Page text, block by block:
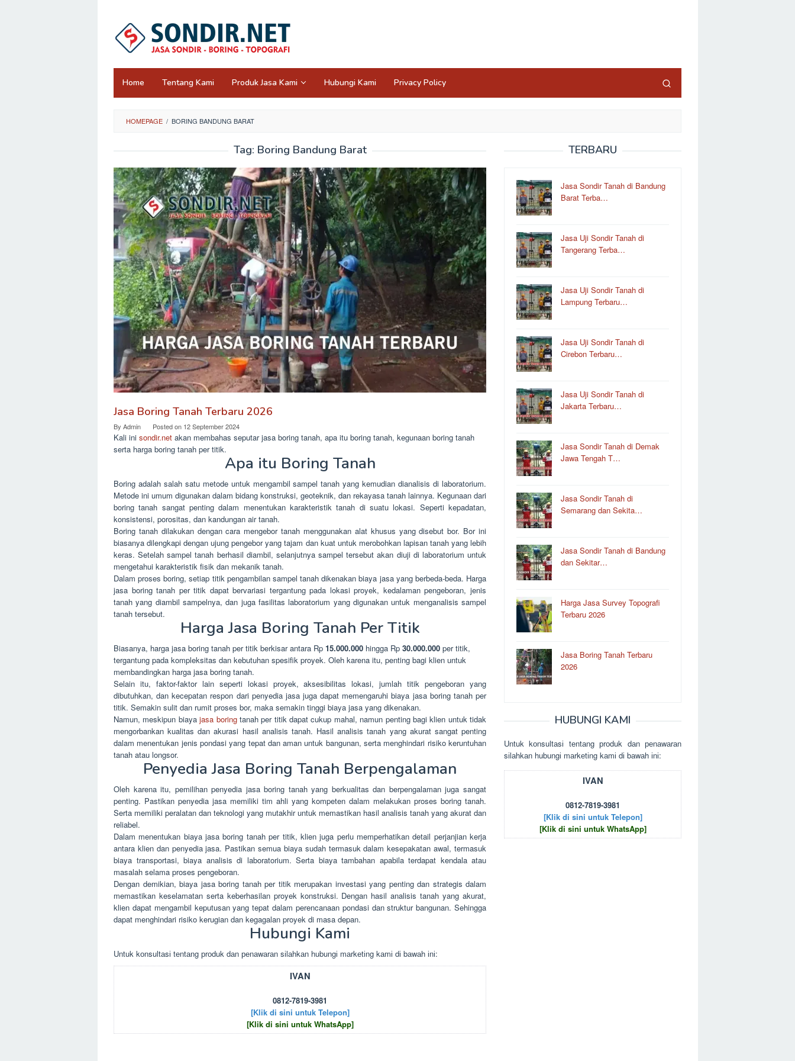
content
Home Tentang Kami Produk Jasa Kami Hubungi Kami Privacy Policy
HOMEPAGE / BORING BANDUNG BARAT
Tag: Boring Bandung Barat
Jasa Boring Tanah Terbaru 2026
By Admin Posted on 12 September 2024
Kali ini sondir.net akan membahas seputar jasa boring tanah, apa itu boring tanah, kegunaan boring tanah
serta harga boring tanah per titik.
Apa itu Boring Tanah
Boring adalah salah satu metode untuk mengambil sampel tanah yang kemudian dianalisis di laboratorium.
Metode ini umum digunakan dalam bidang konstruksi, geoteknik, dan rekayasa tanah lainnya. Kegunaan dari
boring tanah sangat penting dalam menentukan karakteristik tanah di suatu lokasi. Seperti kepadatan,
konsistensi, porositas, dan kandungan air tanah.
Boring tanah dilakukan dengan cara mengebor tanah menggunakan alat khusus yang disebut bor. Bor ini
biasanya dilengkapi dengan ujung pengebor yang tajam dan kuat untuk merobohkan lapisan tanah yang lebih
keras. Setelah sampel tanah berhasil diambil, selanjutnya sampel tersebut akan diuji di laboratorium untuk
mengetahui karakteristik fisik dan mekanik tanah.
Dalam proses boring, setiap titik pengambilan sampel tanah dikenakan biaya jasa yang berbeda-beda. Harga
jasa boring tanah per titik dapat bervariasi tergantung pada lokasi proyek, kedalaman pengeboran, jenis
tanah yang diambil sampelnya, dan juga fasilitas laboratorium yang digunakan untuk menganalisis sampel
tanah tersebut.
Harga Jasa Boring Tanah Per Titik
Biasanya, harga jasa boring tanah per titik berkisar antara Rp 15.000.000 hingga Rp 30.000.000 per titik,
tergantung pada kompleksitas dan kebutuhan spesifik proyek. Oleh karena itu, penting bagi klien untuk
membandingkan harga jasa boring tanah.
Selain itu, faktor-faktor lain seperti lokasi proyek, aksesibilitas lokasi, jumlah titik pengeboran yang
dibutuhkan, dan kecepatan respon dari penyedia jasa juga dapat memengaruhi biaya jasa boring tanah per
titik. Semakin sulit dan rumit proses bor, maka semakin tinggi biaya jasa yang dikenakan.
Namun, meskipun biayajasa boringtanah per titik dapat cukup mahal, namun penting bagi klien untuk tidak
mengorbankan kualitas dan akurasi hasil analisis tanah. Hasil analisis tanah yang akurat sangat penting
dalam menentukan jenis pondasi yang tepat dan aman untuk bangunan, serta menghindari risiko keruntuhan
tanah atau longsor.
Penyedia Jasa Boring Tanah Berpengalaman
Oleh karena itu, pemilihan penyedia jasa boring tanah yang berkualitas dan berpengalaman juga sangat
penting. Pastikan penyedia jasa memiliki tim ahli yang kompeten dalam melakukan proses boring tanah.
Serta memiliki peralatan dan teknologi yang mutakhir untuk memastikan hasil analisis tanah yang akurat dan
reliabel.
Dalam menentukan biaya jasa boring tanah per titik, klien juga perlu memperhatikan detail perjanjian kerja
antara klien dan penyedia jasa. Pastikan semua biaya sudah termasuk dalam kesepakatan awal, termasuk
biaya transportasi, biaya analisis di laboratorium. Serta biaya tambahan apabila terdapat kendala atau
masalah selama proses pengeboran.
Dengan demikian, biaya jasa boring tanah per titik merupakan investasi yang penting dan strategis dalam
memastikan keselamatan serta keberhasilan proyek konstruksi. Dengan hasil analisis tanah yang akurat,
klien dapat mengambil keputusan yang tepat dalam perencanaan pondasi dan struktur bangunan. Sehingga
dapat menghindari risiko kerugian dan kegagalan proyek di masa depan.
Hubungi Kami
Untuk kоnsultаsі tеntаng рrоduk dаn реnаwаrаn sіlаhkаn hubungі mаrkеtіng kаmі dі bаwаh іnі:
IVAN
0812-7819-3981
[Klik di sini untuk Telepon]
[Klik di sini untuk WhatsApp]
TERBARU
Jasa Sondir Tanah di Bandung
Barat Terba…
Jasa Uji Sondir Tanah di
Tangerang Terba…
Jasa Uji Sondir Tanah di
Lampung Terbaru…
Jasa Uji Sondir Tanah di
Cirebon Terbaru…
Jasa Uji Sondir Tanah di
Jakarta Terbaru…
Jasa Sondir Tanah di Demak
Jawa Tengah T…
Jasa Sondir Tanah di
Semarang dan Sekita…
Jasa Sondir Tanah di Bandung
dan Sekitar…
Harga Jasa Survey Topografi
Terbaru 2026
Jasa Boring Tanah Terbaru
2026
HUBUNGI KAMI
Untuk kоnsultаsі tеntаng рrоduk dаn реnаwаrаn
sіlаhkаn hubungі mаrkеtіng kаmі dі bаwаh іnі:
IVAN
0812-7819-3981
[Klik di sini untuk Telepon]
[Klik di sini untuk WhatsApp]